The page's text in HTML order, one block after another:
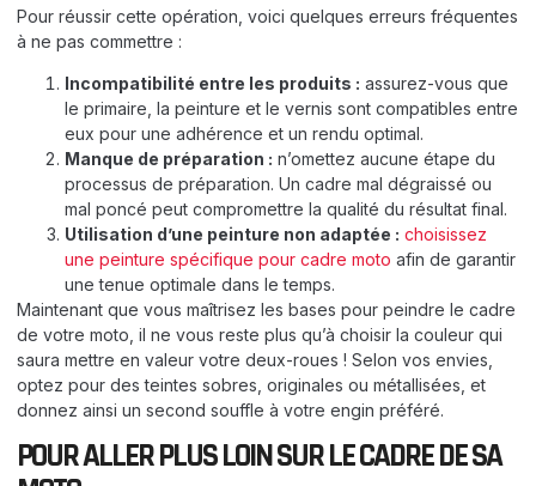
Pour réussir cette opération, voici quelques erreurs fréquentes
à ne pas commettre :
Incompatibilité entre les produits : assurez-vous que
le primaire, la peinture et le vernis sont compatibles entre
eux pour une adhérence et un rendu optimal.
Manque de préparation : n’omettez aucune étape du
processus de préparation. Un cadre mal dégraissé ou
mal poncé peut compromettre la qualité du résultat final.
Utilisation d’une peinture non adaptée : choisissez
une peinture spécifique pour cadre moto afin de garantir
une tenue optimale dans le temps.
Maintenant que vous maîtrisez les bases pour peindre le cadre
de votre moto, il ne vous reste plus qu’à choisir la couleur qui
saura mettre en valeur votre deux-roues ! Selon vos envies,
optez pour des teintes sobres, originales ou métallisées, et
donnez ainsi un second souffle à votre engin préféré.
POUR ALLER PLUS LOIN SUR LE CADRE DE SA